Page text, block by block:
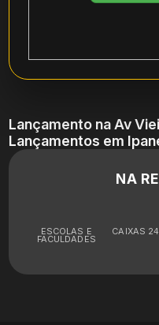
Lançamento na Av
Lançamentos em
NA
ESCOLAS E
FACULDADES
CAIXAS